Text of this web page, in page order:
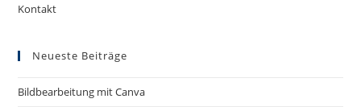
Kontakt
Neueste Beiträge
Bildbearbeitung mit Canva